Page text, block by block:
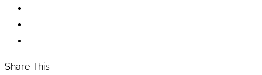
Share This